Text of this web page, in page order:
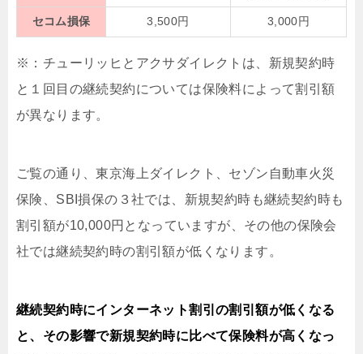
セコム損保 3,500円 3,000円
※：チューリッヒとアクサダイレクトは、新規契約時
と１回目の継続契約については保険料によって割引額
が異なります。
ご覧の通り、東京海上ダイレクト、セゾン自動車火災
保険、SBI損保の３社では、新規契約時も継続契約時も
割引額が10,000円となっていますが、その他の保険会
社では継続契約時の割引額が低くなります。
継続契約時にインターネット割引の割引額が低くなる
と、その影響で新規契約時に比べて保険料が高くなっ